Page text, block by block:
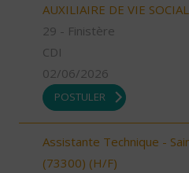
AUXILIAIRE DE VIE
29 - Finistère
CDI
02/06/2026
POSTULER
Assistante Technique -
(73300) (H/F)